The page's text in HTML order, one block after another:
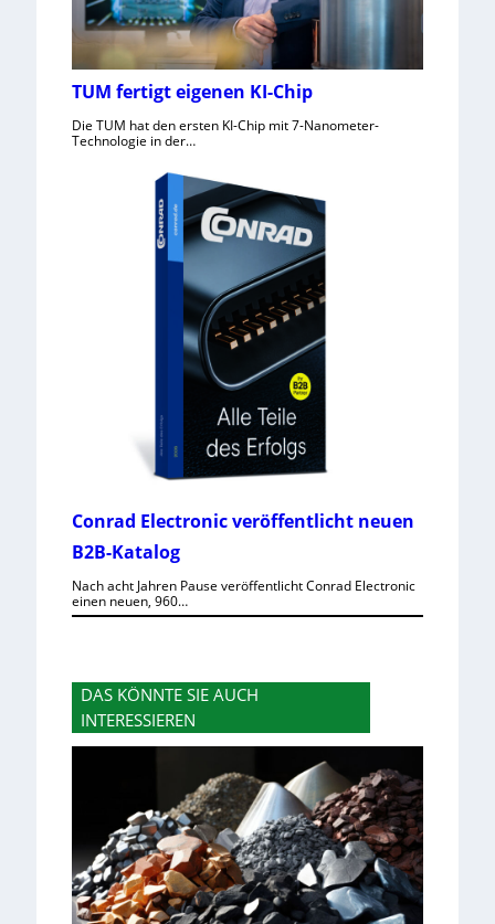
TUM fertigt eigenen KI-Chip
Die TUM hat den ersten KI-Chip mit 7-Nanometer-
Technologie in der…
Conrad Electronic veröffentlicht neuen
B2B-Katalog
Nach acht Jahren Pause veröffentlicht Conrad Electronic
einen neuen, 960…
DAS KÖNNTE SIE AUCH
INTERESSIEREN